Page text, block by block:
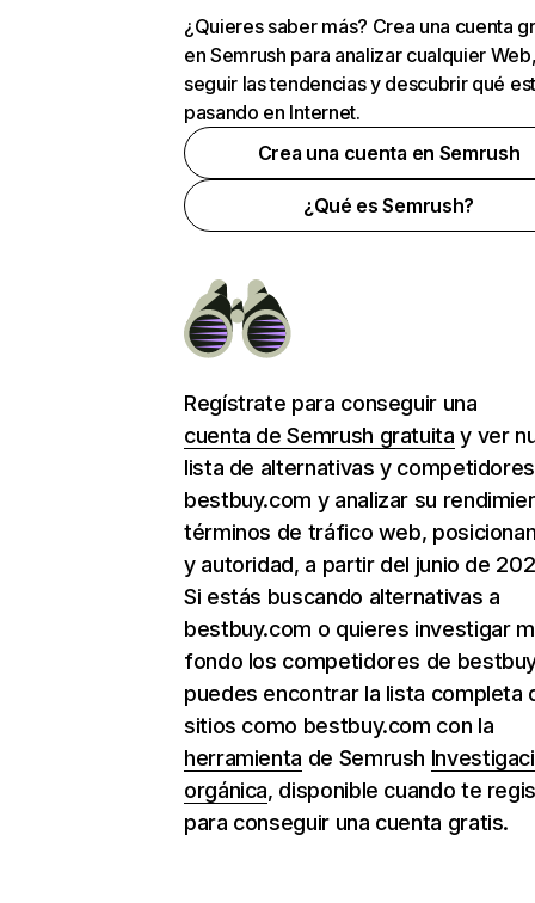
¿Quieres saber más? Crea una cuenta
en Semrush para analizar cualquier
seguir las tendencias y descubrir qué
pasando en Internet.
Crea una cuenta en Semrush
¿Qué es Semrush?
Regístrate para conseguir una
cuenta de Semrush gratuita y ver
lista de alternativas y
bestbuy.com y analizar su
términos de tráfico web,
y autoridad, a partir del junio de
Si estás buscando alternativas a
bestbuy.com o quieres investigar
fondo los competidores de
puedes encontrar la lista completa
sitios como bestbuy.com con la
herramienta de Semrush
orgánica, disponible cuando te
para conseguir una cuenta gratis.